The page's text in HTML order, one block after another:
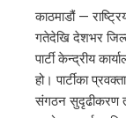
काठमाडौं —
गतेदेखि देशभर
पार्टी केन्द्रीय
हो। पार्टीका
संगठन सुदृढीकरण